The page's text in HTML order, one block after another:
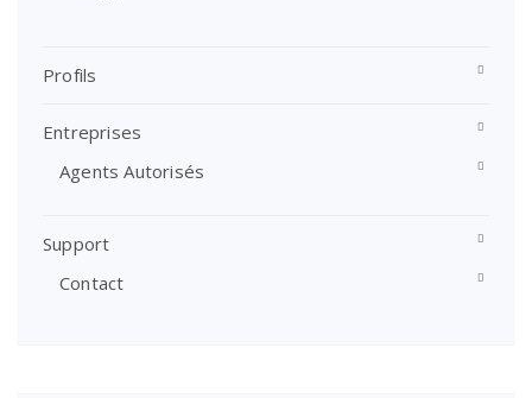
Profils
Entreprises
Agents Autorisés
Support
Contact